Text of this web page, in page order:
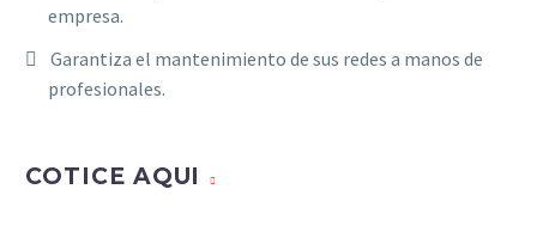
empresa.
Garantiza el mantenimiento de sus redes a manos de
profesionales.
COTICE AQUI